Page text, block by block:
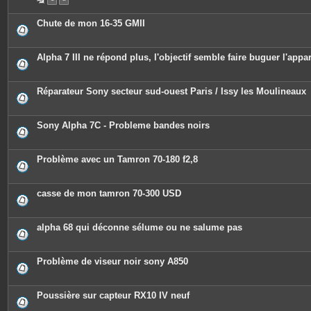
Chute de mon 16-35 GMII
Alpha 7 III ne répond plus, l'objectif semble faire buguer
Réparateur Sony secteur sud-ouest Paris / Issy les Moulineaux
Sony Alpha 7C - Probleme bandes noirs
Problème avec un Tamron 70-180 f2,8
casse de mon tamron 70-300 USD
alpha 68 qui déconne sélume ou ne salume pas
Problème de viseur noir sony A850
Poussière sur capteur RX10 IV neuf